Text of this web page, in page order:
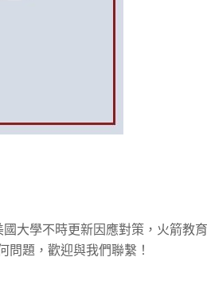
大學不時更新因應對策，火箭教育
題，歡迎與我們聯繫！